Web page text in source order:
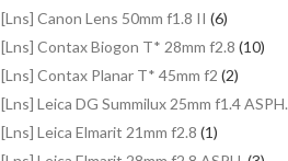
[Lns] Canon Lens 50mm f1.8 II (6)
[Lns] Contax Biogon T* 28mm f2.8 (10)
[Lns] Contax Planar T* 45mm f2 (2)
[Lns] Leica DG Summilux 25mm f1.4 ASPH.
[Lns] Leica Elmarit 21mm f2.8 (1)